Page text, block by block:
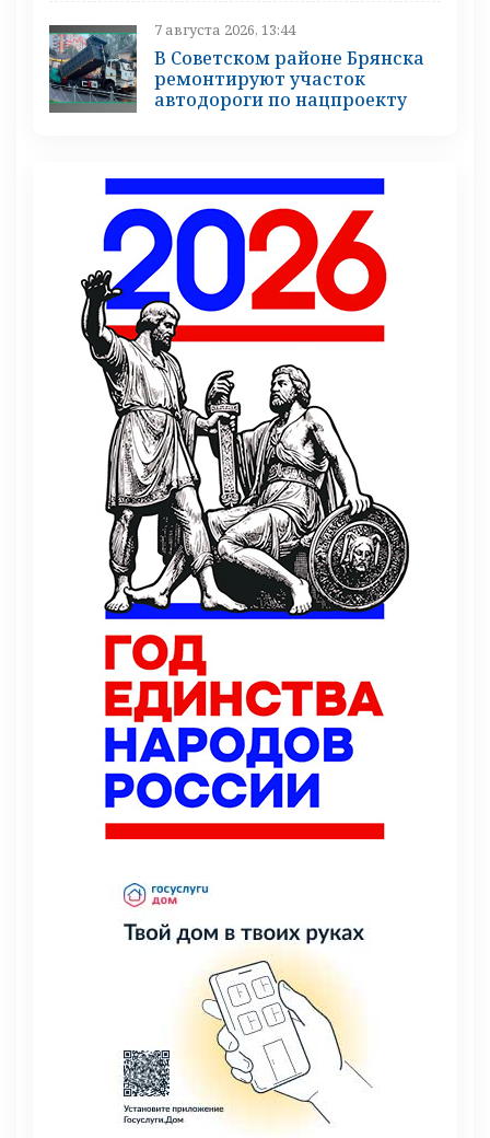
7 августа 2026, 13:44
В Советском районе Брянска
ремонтируют участок
автодороги по нацпроекту